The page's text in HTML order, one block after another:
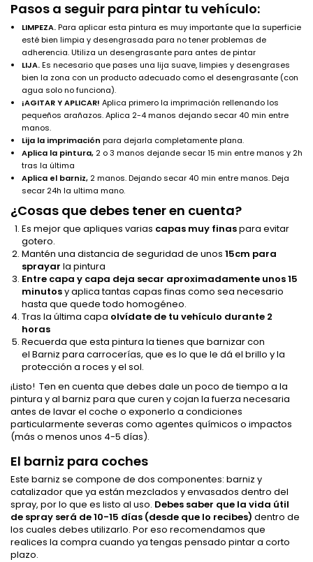
Pasos a seguir para pintar tu vehículo:
LIMPEZA.Para aplicar esta pintura es muy importante que la superficie
esté bien limpia y desengrasada para no tener problemas de
adherencia. Utiliza un desengrasante para antes de pintar
LIJA.Es necesario que pases una lija suave, limpies y desengrases
bien la zona con un producto adecuado como el desengrasante (con
agua solo no funciona).
¡AGITAR Y APLICAR! Aplica primero la imprimación rellenando los
pequeños arañazos. Aplica 2-4 manos dejando secar 40 min entre
manos.
Lija la imprimación para dejarla completamente plana.
Aplica la pintura, 2 o 3 manos dejande secar 15 min entre manos y 2h
tras la última
Aplica el barniz, 2 manos. Dejando secar 40 min entre manos. Deja
secar 24h la ultima mano.
¿Cosas que debes tener en cuenta?
Es mejor que apliques varias capas muy finaspara evitar
gotero.
Mantén una distancia de seguridad de unos 15cm para
sprayar la pintura
Entre capa y capa deja secar aproximadamente unos 15
minutosy aplica tantas capas finas como sea necesario
hasta que quede todo homogéneo.
Tras la última capa olvídate de tu vehículo durante 2
horas
Recuerda que esta pintura la tienes que barnizar con
el Barniz para carrocerías, que es lo que le dá el brillo y la
protección a roces y el sol.
¡Listo! Ten en cuenta que debes dale un poco de tiempo a la
pintura y al barniz para que curen y cojan la fuerza necesaria
antes de lavar el coche o exponerlo a condiciones
particularmente severas como agentes químicos o impactos
(más o menos unos 4-5 días).
El barniz para coches
Este barniz se compone de dos componentes: barniz y
catalizador que ya están mezclados y envasados dentro del
spray, por lo que es listo al uso. Debes saber que la vida útil
de spray será de 10-15 días (desde que lo recibes) dentro de
los cuales debes utilizarlo. Por eso recomendamos que
realices la compra cuando ya tengas pensado pintar a corto
plazo.